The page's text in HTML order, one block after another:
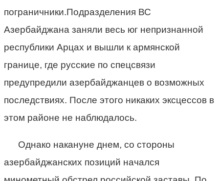
пограничники.Подразделения ВС
Азербайджана заняли весь юг непризнанной
республики Арцах и вышли к армянской
границе, где русские по спецсвязи
предупредили азербайджанцев о возможных
последствиях. После этого никаких эксцессов в
этом районе не наблюдалось.
Однако накануне днем, со стороны
азербайджанских позиций начался